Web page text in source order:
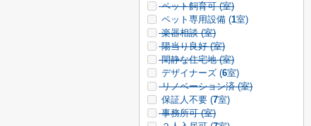
ペット飼育可 (室)
ペット専用設備 (1室)
楽器相談 (室)
陽当り良好 (室)
閑静な住宅地 (室)
デザイナーズ (6室)
リノベーション済 (室)
保証人不要 (7室)
事務所可 (室)